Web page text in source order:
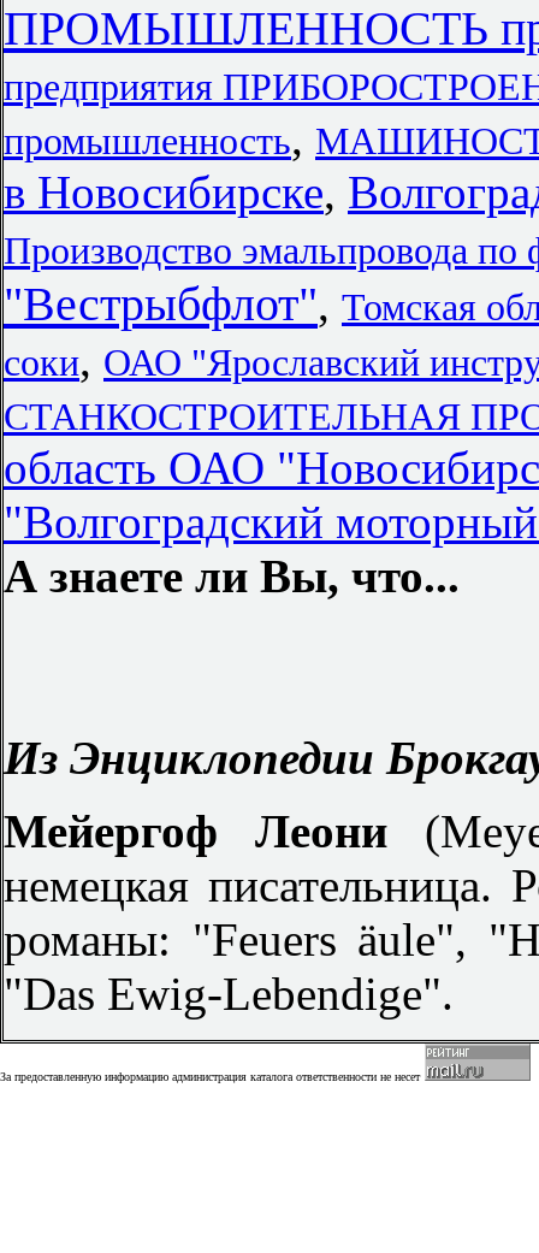
ПРОМЫШЛЕННОСТЬ
предприятия
промышленность,
в Новосибирске,
Производство эмальпровода
"Вестрыбфлот", Томская
соки, ОАО "Ярославский
СТАНКОСТРОИТЕЛЬНАЯ
область ОАО
"Волгоградский
А знаете ли Вы, что...
Из Энциклопедии
Мейергоф Леони
немецкая писательница.
романы: "Feuers äule",
"Das Ewig-Lebendige".
За предоставленную информацию администрация каталога ответственности не несет